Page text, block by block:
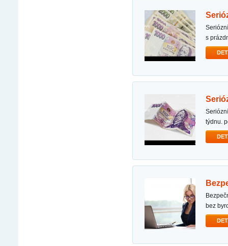
seriózní nabídka půjčky dobrý den, abych vám pomohla překonat vaše finanční starosti spojené
s
seriózní a spolehlivá nabídka půjčky nebankovní půjčka dostupná 24 hodin denně, 7 dní v
týdnu.
bezpečná finanční pomoc nabízím bezpečnou a rychlou finanční pomoc. chcete-li získat pomoc
bez